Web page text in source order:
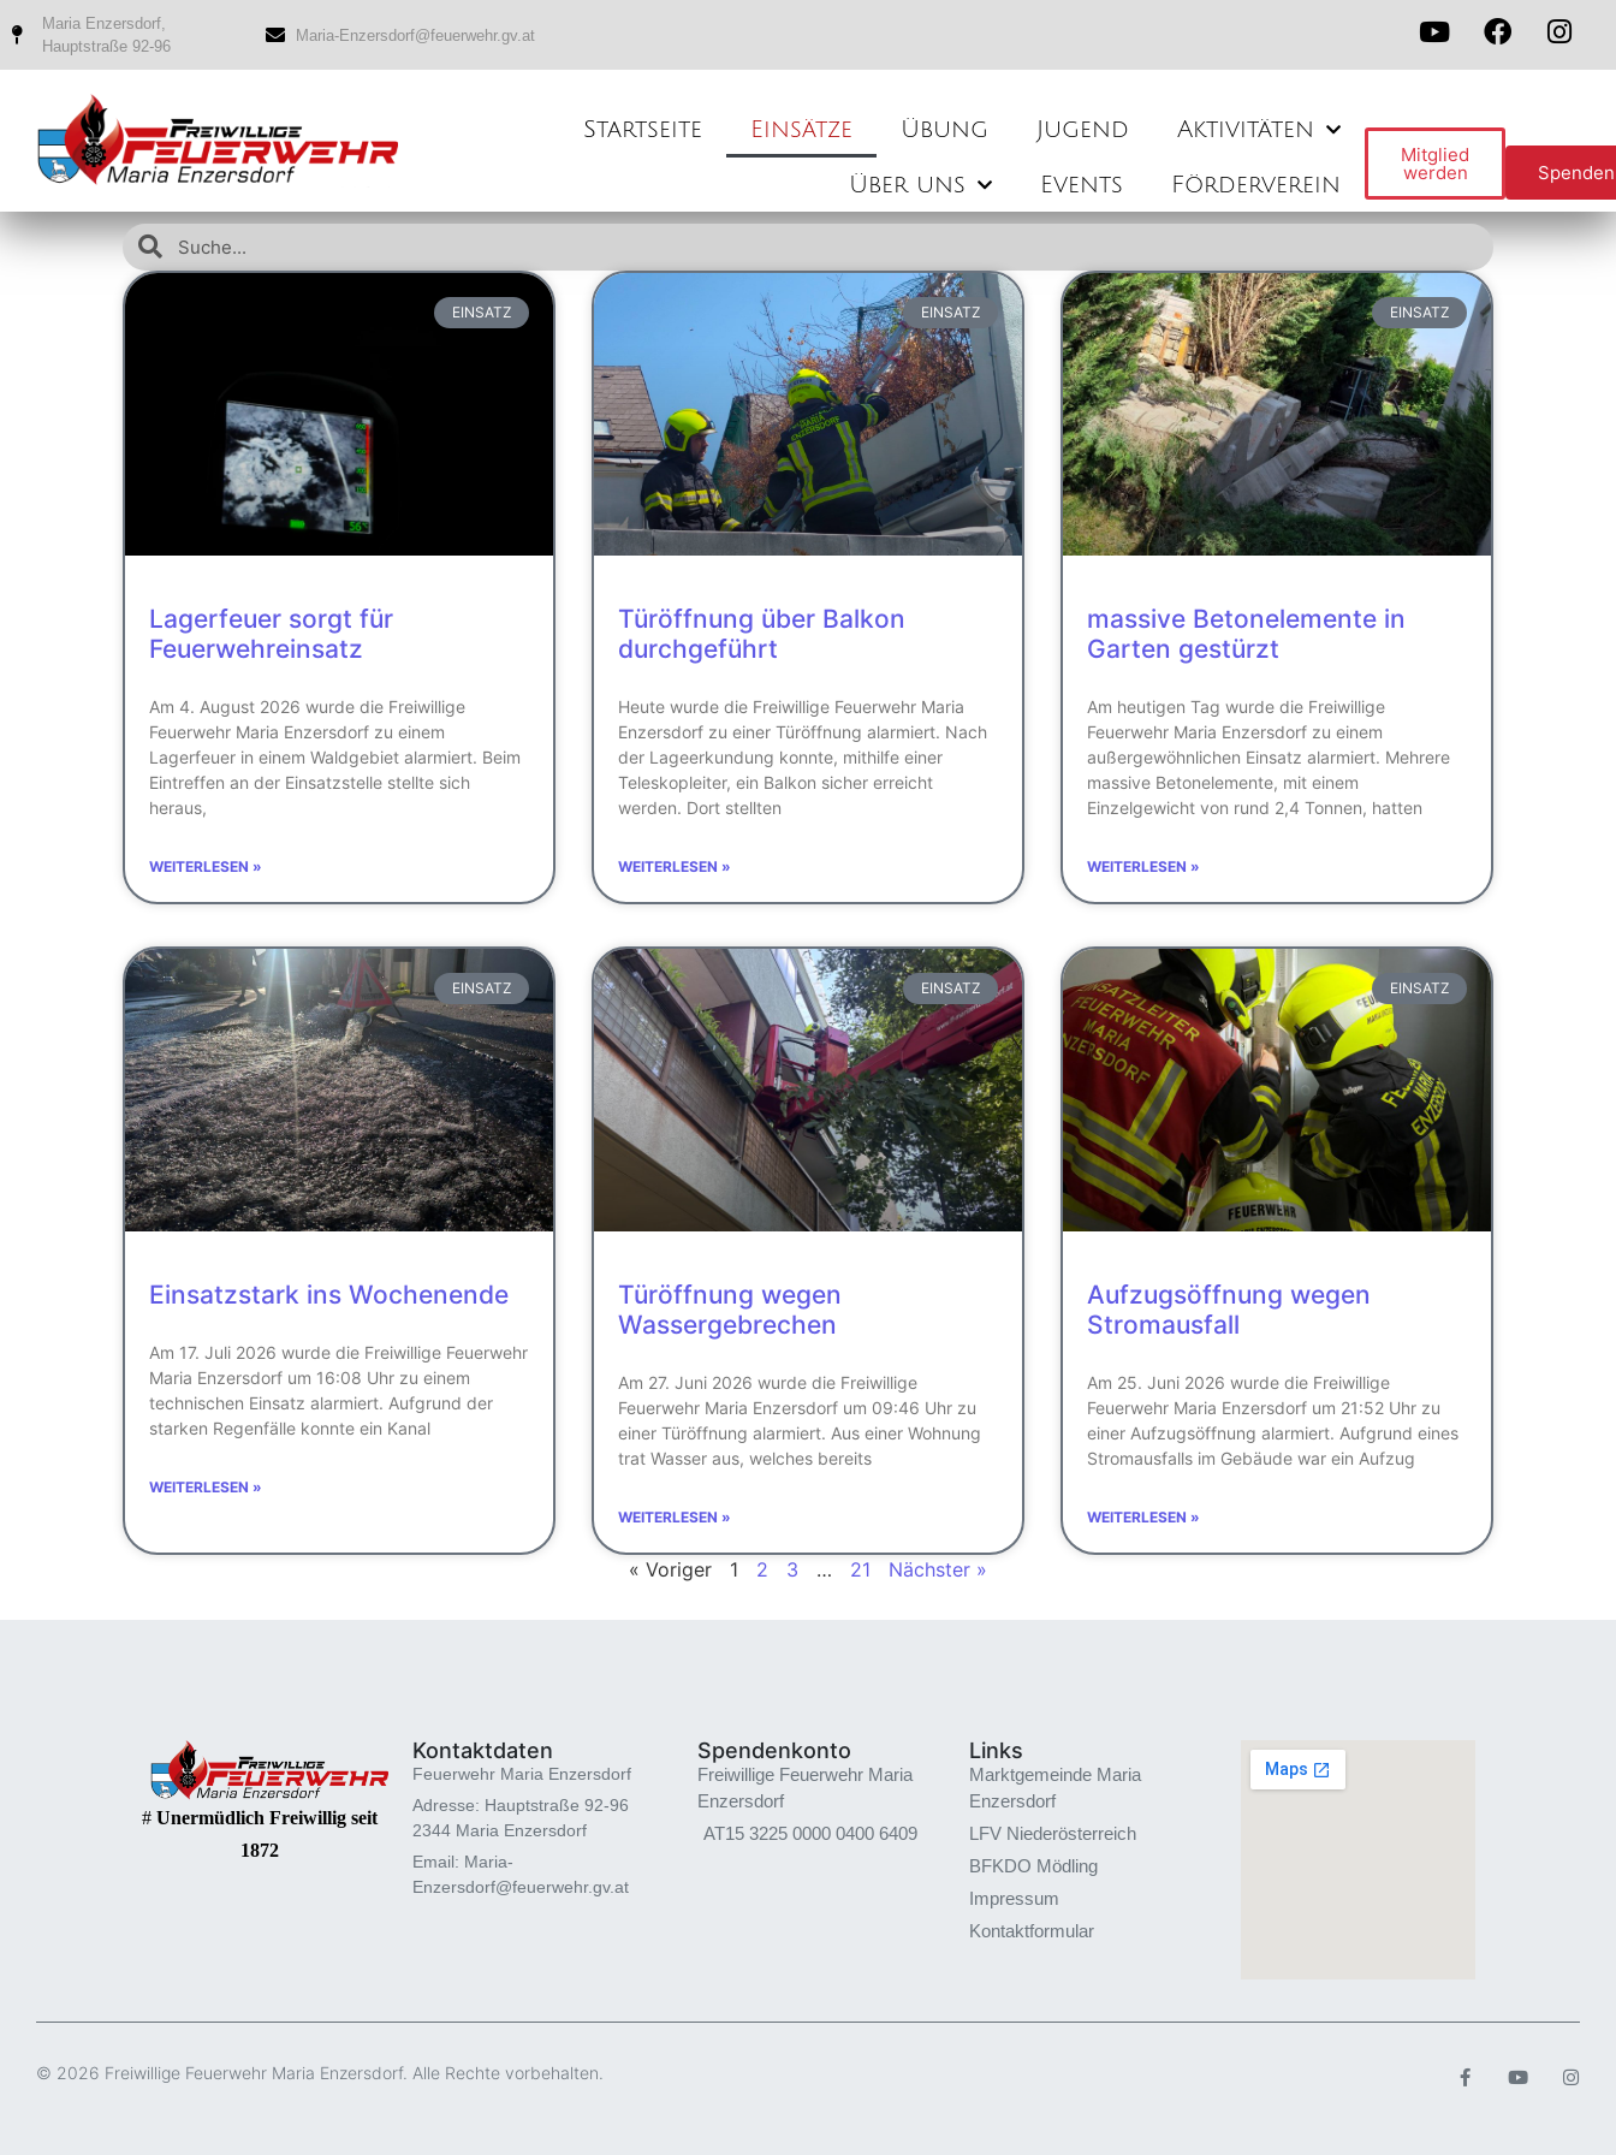
Maria Enzersdorf,
Hauptstraße 92-96
Maria-Enzersdorf@feuerwehr.gv.at
Startseite Einsätze Übung Jugend Aktivitäten
Über uns Events Förderverein
Mitglied
werden Spenden
EINSATZ
Lagerfeuer sorgt für
Feuerwehreinsatz
Am 4. August 2026 wurde die Freiwillige
Feuerwehr Maria Enzersdorf zu einem
Lagerfeuer in einem Waldgebiet alarmiert. Beim
Eintreffen an der Einsatzstelle stellte sich
heraus,
WEITERLESEN »
EINSATZ
Türöffnung über Balkon
durchgeführt
Heute wurde die Freiwillige Feuerwehr Maria
Enzersdorf zu einer Türöffnung alarmiert. Nach
der Lageerkundung konnte, mithilfe einer
Teleskopleiter, ein Balkon sicher erreicht
werden. Dort stellten
WEITERLESEN »
EINSATZ
massive Betonelemente in
Garten gestürzt
Am heutigen Tag wurde die Freiwillige
Feuerwehr Maria Enzersdorf zu einem
außergewöhnlichen Einsatz alarmiert. Mehrere
massive Betonelemente, mit einem
Einzelgewicht von rund 2,4 Tonnen, hatten
WEITERLESEN »
EINSATZ
Einsatzstark ins Wochenende
Am 17. Juli 2026 wurde die Freiwillige Feuerwehr
Maria Enzersdorf um 16:08 Uhr zu einem
technischen Einsatz alarmiert. Aufgrund der
starken Regenfälle konnte ein Kanal
WEITERLESEN »
EINSATZ
Türöffnung wegen
Wassergebrechen
Am 27. Juni 2026 wurde die Freiwillige
Feuerwehr Maria Enzersdorf um 09:46 Uhr zu
einer Türöffnung alarmiert. Aus einer Wohnung
trat Wasser aus, welches bereits
WEITERLESEN »
EINSATZ
Aufzugsöffnung wegen
Stromausfall
Am 25. Juni 2026 wurde die Freiwillige
Feuerwehr Maria Enzersdorf um 21:52 Uhr zu
einer Aufzugsöffnung alarmiert. Aufgrund eines
Stromausfalls im Gebäude war ein Aufzug
WEITERLESEN »
« Voriger 1 2 3 … 21 Nächster »
# Unermüdlich Freiwillig seit
1872
Kontaktdaten
Feuerwehr Maria Enzersdorf
Adresse: Hauptstraße 92-96
2344 Maria Enzersdorf
Email: Maria-
Enzersdorf@feuerwehr.gv.at
Spendenkonto
Freiwillige Feuerwehr Maria
Enzersdorf
AT15 3225 0000 0400 6409
Links
Marktgemeinde Maria
Enzersdorf
LFV Niederösterreich
BFKDO Mödling
Impressum
Kontaktformular
© 2026 Freiwillige Feuerwehr Maria Enzersdorf. Alle Rechte vorbehalten.